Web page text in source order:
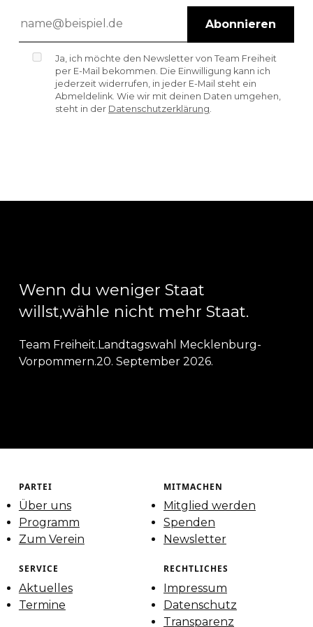
Abonnieren
Ja, ich möchte den Newsletter von Team Freiheit
per E-Mail bekommen. Die Einwilligung kann ich
jederzeit widerrufen, in jeder E-Mail steht ein
Abmeldelink. Wie wir mit deinen Daten umgehen,
steht in der Datenschutzerklärung.
Wenn du weniger Staat
willst,wähle nicht mehr Staat.
Team Freiheit.Landtagswahl Mecklenburg-
Vorpommern.20. September 2026.
PARTEI
Über uns
Programm
Zum Verein
MITMACHEN
Mitglied werden
Spenden
Newsletter
SERVICE
Aktuelles
Termine
RECHTLICHES
Impressum
Datenschutz
Transparenz